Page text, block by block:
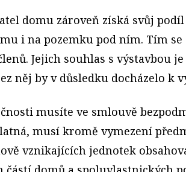
domu zároveň získá svůj
i na pozemku pod ním. Tím
Jejich souhlas s výstavbou
něj by v důsledku docházelo k
musíte ve smlouvě
musí kromě vymezení
vznikajících jednotek